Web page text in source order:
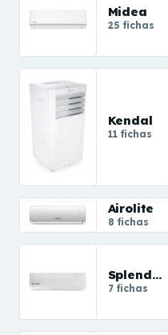
Midea
25 fichas
Kendal
11 fichas
Airolite
8 fichas
Splendid
7 fichas